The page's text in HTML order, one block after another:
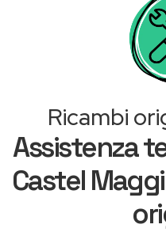
Ricambi
Assistenza
Castel